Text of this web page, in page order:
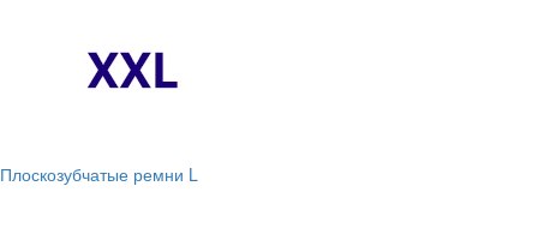
Плоскозубчатые ремни L